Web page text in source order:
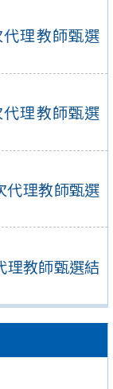
理教師甄選
理教師甄選
代理教師甄選
理教師甄選結